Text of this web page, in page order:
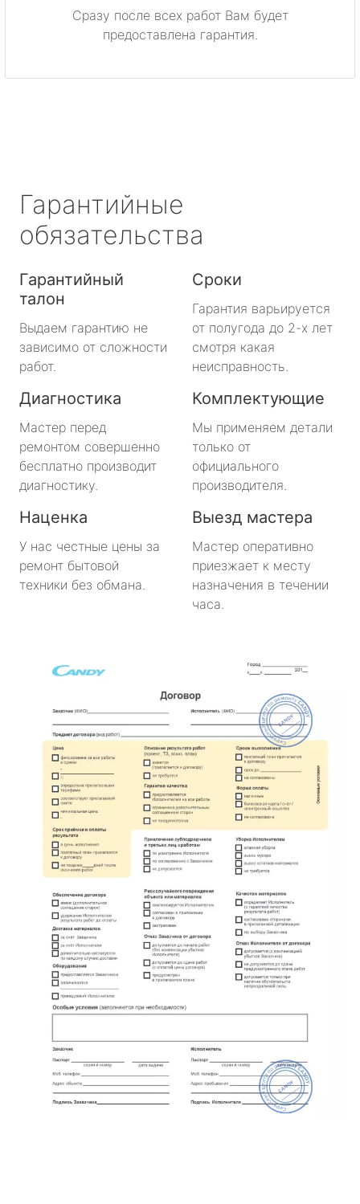
Сразу после всех работ Вам будет
предоставлена гарантия.
Гарантийные
обязательства
Гарантийный
талон
Выдаем гарантию не
зависимо от сложности
работ.
Сроки
Гарантия варьируется
от полугода до 2-х лет
смотря какая
неисправность.
Диагностика
Мастер перед
ремонтом совершенно
бесплатно производит
диагностику.
Комплектующие
Мы применяем детали
только от
официального
производителя.
Наценка
У нас честные цены за
ремонт бытовой
техники без обмана.
Выезд мастера
Мастер оперативно
приезжает к месту
назначения в течении
часа.